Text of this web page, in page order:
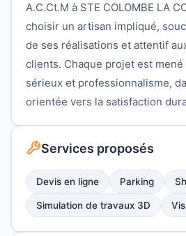
A.C.Ct.M à STE COLOMBE LA
choisir un artisan impliqué,
de ses réalisations et attentif
clients. Chaque projet est mené
sérieux et professionnalisme,
orientée vers la satisfaction
Services proposés
Devis en ligne Parking
Simulation de travaux 3D